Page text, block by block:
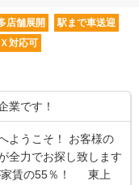
店舗展開
駅まで車送迎
対応可
業です！
ようこそ！ お客様の
全力でお探し致します
家賃の55％！ 東上